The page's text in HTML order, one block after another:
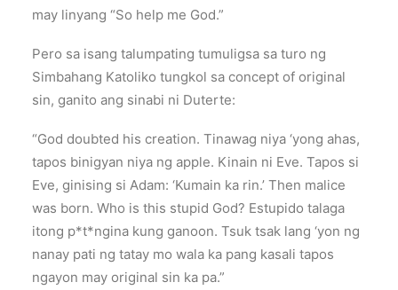
may linyang “So help me God.”
Pero sa isang talumpating tumuligsa sa turo ng
Simbahang Katoliko tungkol sa concept of original
sin, ganito ang sinabi ni Duterte:
“God doubted his creation. Tinawag niya ‘yong ahas,
tapos binigyan niya ng apple. Kinain ni Eve. Tapos si
Eve, ginising si Adam: ‘Kumain ka rin.’ Then malice
was born. Who is this stupid God? Estupido talaga
itong p*t*ngina kung ganoon. Tsuk tsak lang ‘yon ng
nanay pati ng tatay mo wala ka pang kasali tapos
ngayon may original sin ka pa.”